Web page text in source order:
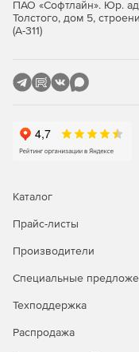
ПАО «Софтлайн». Юр.
Толстого, дом 5,
(А-311)
Каталог
Прайс-листы
Производители
Специальные
Техподдержка
Распродажа